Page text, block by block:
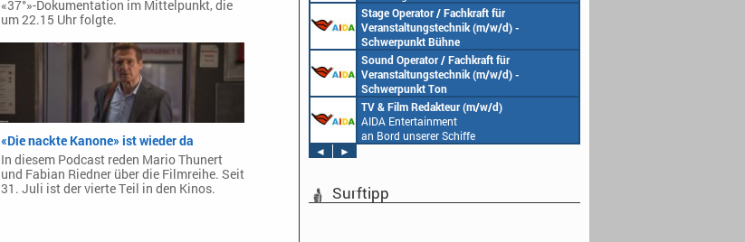
«37°»-Dokumentation im Mittelpunkt, die
um 22.15 Uhr folgte.
«Die nackte Kanone» ist wieder da
In diesem Podcast reden Mario Thunert
und Fabian Riedner über die Filmreihe. Seit
31. Juli ist der vierte Teil in den Kinos.
Stage Operator / Fachkraft für
Veranstaltungstechnik (m/w/d) -
Schwerpunkt Bühne
AIDA Entertainment
an Bord unserer Schiffe
Sound Operator / Fachkraft für
Veranstaltungstechnik (m/w/d) -
Schwerpunkt Ton
AIDA Entertainment
an Bord unserer Schiffe
TV & Film Redakteur (m/w/d)
AIDA Entertainment
an Bord unserer Schiffe
◄
►
Surftipp